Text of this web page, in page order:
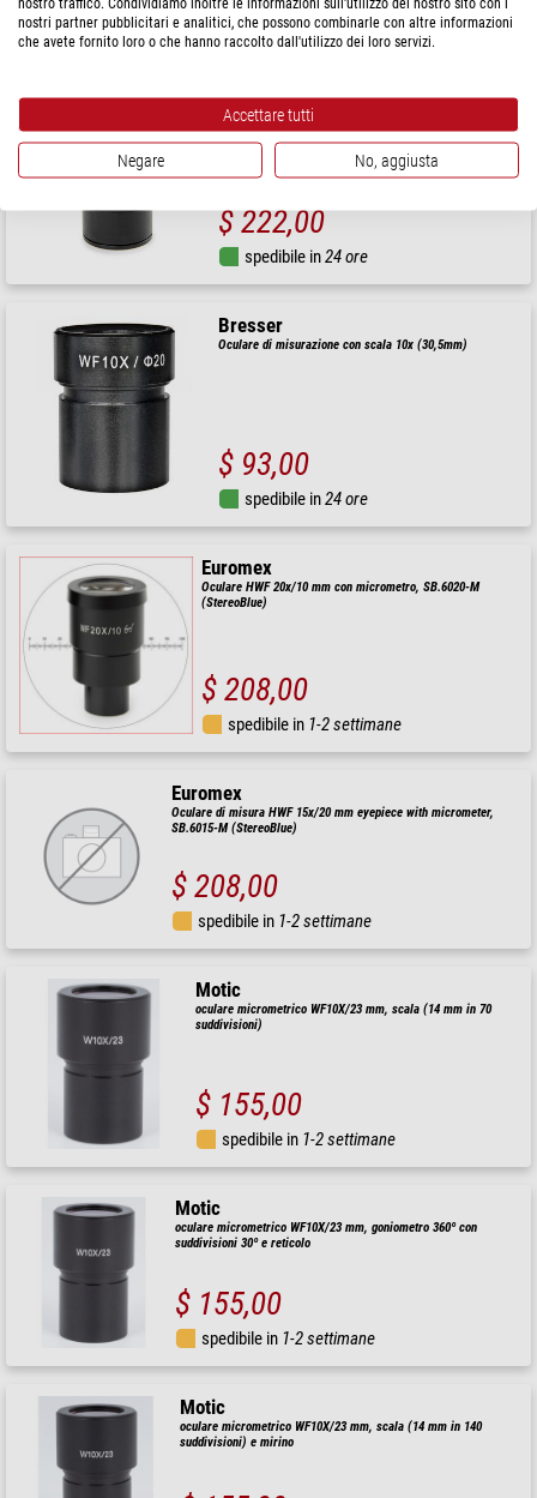
spedibile in6-10 settimane
Oculare DZ.3012, EWF 10x/22 con reticolo a croce
$ 222,00
spedibile in24 ore
Bresser
Oculare di misurazione con scala 10x (30,5mm)
$ 93,00
spedibile in24 ore
Euromex
Oculare HWF 20x/10 mm con micrometro, SB.6020-M
(StereoBlue)
$ 208,00
spedibile in 1-2 settimane
Euromex
Oculare di misura HWF 15x/20 mm eyepiece with micrometer,
SB.6015-M (StereoBlue)
$ 208,00
spedibile in 1-2 settimane
Motic
oculare micrometrico WF10X/23 mm, scala (14 mm in 70
suddivisioni)
$ 155,00
spedibile in 1-2 settimane
Motic
oculare micrometrico WF10X/23 mm, goniometro 360º con
suddivisioni 30º e reticolo
$ 155,00
spedibile in 1-2 settimane
Motic
oculare micrometrico WF10X/23 mm, scala (14 mm in 140
suddivisioni) e mirino
nostri partner pubblicitari e analitici, che possono combinarle con altre informazioni
che avete fornito loro o che hanno raccolto dall'utilizzo dei loro servizi.
Accettare tutti
Negare No, aggiusta